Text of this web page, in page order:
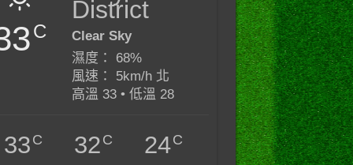
C
District
Clear Sky
濕度： 68%
風速： 5km/h 北
高溫 33 • 低溫 28
33C 32C 24C